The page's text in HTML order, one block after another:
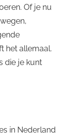
Of je nu
het allemaal.
die je kunt
in Nederland